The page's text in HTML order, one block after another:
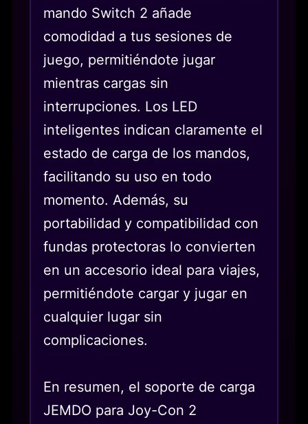
mando Switch 2 añade
comodidad a tus sesiones de
juego, permitiéndote jugar
mientras cargas sin
interrupciones. Los LED
inteligentes indican claramente el
estado de carga de los mandos,
facilitando su uso en todo
momento. Además, su
portabilidad y compatibilidad con
fundas protectoras lo convierten
en un accesorio ideal para viajes,
permitiéndote cargar y jugar en
cualquier lugar sin
complicaciones.
En resumen, el soporte de carga
JEMDO para Joy-Con 2